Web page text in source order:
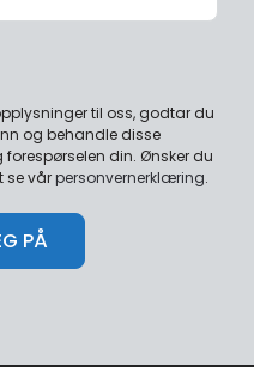
til oss, godtar du
og behandle disse
din. Ønsker du
se vårpersonvernerklæring.